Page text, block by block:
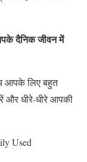
दैनिक जीवन में
आपके लिए बहुत
और धीरे-धीरे आपकी
Used